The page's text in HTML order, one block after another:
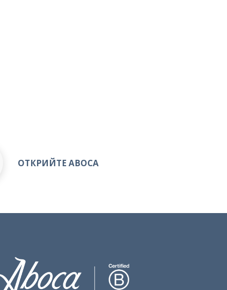
ОТКРИЙТЕ ABOCA